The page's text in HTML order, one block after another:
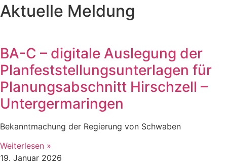
Aktuelle Meldung
BA-C – digitale Auslegung der
Planfeststellungsunterlagen für
Planungsabschnitt Hirschzell –
Untergermaringen
Bekanntmachung der Regierung von Schwaben
Weiterlesen »
19. Januar 2026